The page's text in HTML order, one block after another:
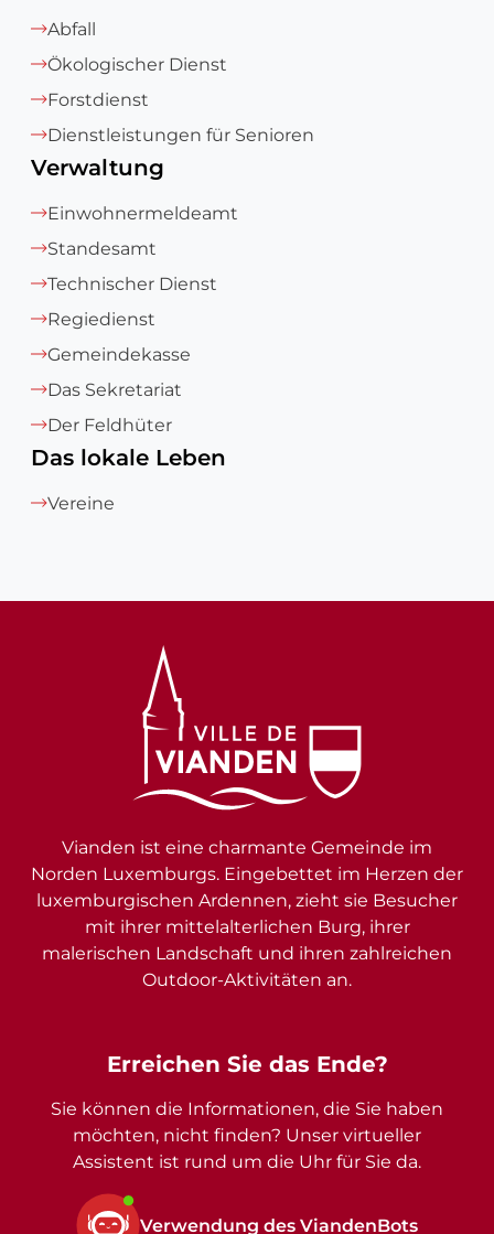
Abfall
Ökologischer Dienst
Forstdienst
Dienstleistungen für Senioren
Verwaltung
Einwohnermeldeamt
Standesamt
Technischer Dienst
Regiedienst
Gemeindekasse
Das Sekretariat
Der Feldhüter
Das lokale Leben
Vereine
Erreichen Sie das Ende?
Sie können die Informationen, die Sie haben
möchten, nicht finden? Unser virtueller
Assistent ist rund um die Uhr für Sie da.
Verwendung des ViandenBots
Vianden ist eine charmante Gemeinde im
Norden Luxemburgs. Eingebettet im Herzen der
luxemburgischen Ardennen, zieht sie Besucher
mit ihrer mittelalterlichen Burg, ihrer
malerischen Landschaft und ihren zahlreichen
Outdoor-Aktivitäten an.